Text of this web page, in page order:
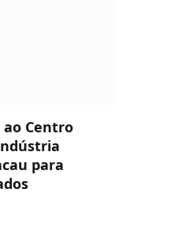
Centro
para